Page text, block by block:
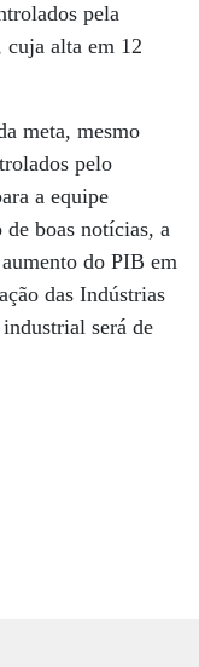
pela
cuja alta em 12
meta, mesmo
pelo
a equipe
boas notícias, a
do PIB em
das Indústrias
será de